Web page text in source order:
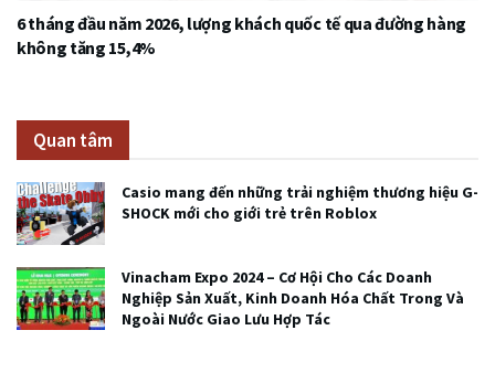
6 tháng đầu năm 2026, lượng khách quốc tế qua đường hàng
không tăng 15,4%
Quan tâm
Casio mang đến những trải nghiệm thương hiệu G-
SHOCK mới cho giới trẻ trên Roblox
Vinacham Expo 2024 – Cơ Hội Cho Các Doanh
Nghiệp Sản Xuất, Kinh Doanh Hóa Chất Trong Và
Ngoài Nước Giao Lưu Hợp Tác